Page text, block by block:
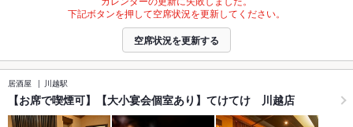
下記ボタンを押して空席状況を更新してください。
空席状況を更新する
居酒屋 川越駅
【お席で喫煙可】【大小宴会個室あり】てけてけ 川越店